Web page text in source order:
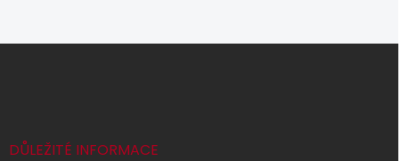
Z
DŮLEŽITÉ INFORMACE